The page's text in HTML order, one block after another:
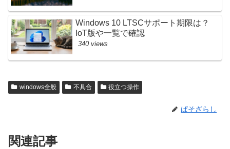
Windows 10 LTSCサポート期限は？
IoT版や一覧で確認
340 views
windows全般 不具合 役立つ操作
ぱそざらし
関連記事